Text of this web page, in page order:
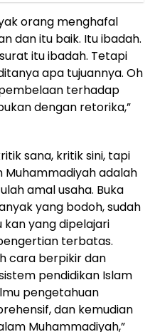
orang menghafal
dan itu baik. Itu ibadah.
itu ibadah. Tetapi
apa tujuannya. Oh
terhadap
dengan retorika,”
sana, kritik sini, tapi
Muhammadiyah adalah
amal usaha. Buka
yang bodoh, sudah
yang dipelajari
terbatas.
cara berpikir dan
pendidikan Islam
pengetahuan
dan kemudian
Muhammadiyah,”